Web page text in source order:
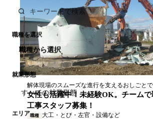
職種を選択
職種から選択
就業形態
エリア
解体現場のスムーズな進行を支えるおしごと
女性も活躍中！未経験OK。チーム
工事スタッフ募集！
職種 大工・とび・左官・設備など